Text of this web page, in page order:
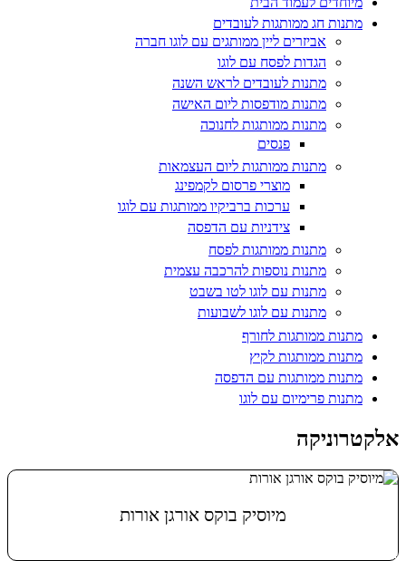
מתנות חג ממותגות לעובדים
אביזרים ליין ממותגים עם לוגו חברה
הגדות לפסח עם לוגו
מתנות לעובדים לראש השנה
מתנות מודפסות ליום האישה
מתנות ממותגות לחנוכה
פנסים
מתנות ממותגות ליום העצמאות
מוצרי פרסום לקמפינג
ערכות ברביקיו ממותגות עם לוגו
צידניות עם הדפסה
מתנות ממותגות לפסח
מתנות נוספות להרכבה עצמית
מתנות עם לוגו לטו בשבט
מתנות עם לוגו לשבועות
מתנות ממותגות לחורף
מתנות ממותגות לקיץ
מתנות ממותגות עם הדפסה
מתנות פרימיום עם לוגו
אלקטרוניקה
מיוסיק בוקס אורגן אורות
מידע נוסף